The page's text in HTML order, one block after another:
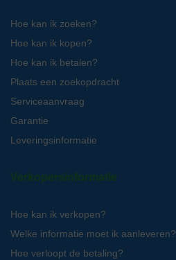
Hoe kan ik zoeken?
Hoe kan ik kopen?
Hoe kan ik betalen?
Plaats een zoekopdracht
Serviceaanvraag
Garantie
Leveringsinformatie
Verkopersinformatie
Hoe kan ik verkopen?
Welke informatie moet ik aanleveren?
Hoe verloopt de betaling?